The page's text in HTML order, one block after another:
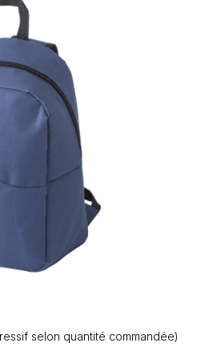
selon quantité commandée)